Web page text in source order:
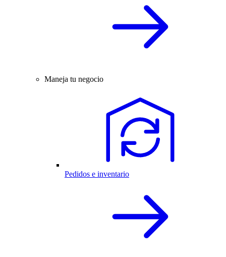
Maneja tu negocio
Pedidos e inventario